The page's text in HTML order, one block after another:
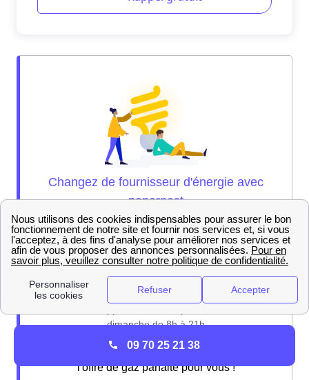
Nos experts sont là pour vous brancher sur
l'offre de gaz parfaite pour vous !
09 70 25 21 38